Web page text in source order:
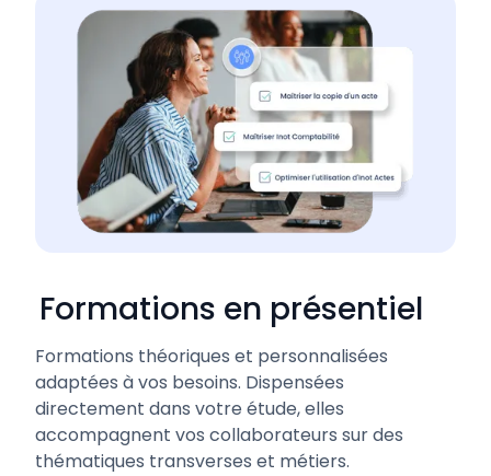
Formations en présentiel
Formations théoriques et personnalisées
adaptées à vos besoins. Dispensées
directement dans votre étude, elles
accompagnent vos collaborateurs sur des
thématiques transverses et métiers.